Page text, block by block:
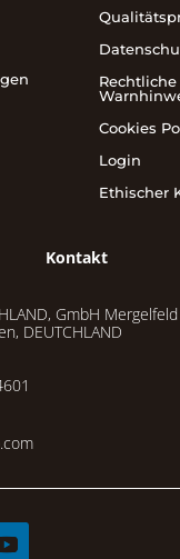
Rechtliche
Cookies
Login
Ethischer
Kontakt
GmbH
DEUTCHLAND